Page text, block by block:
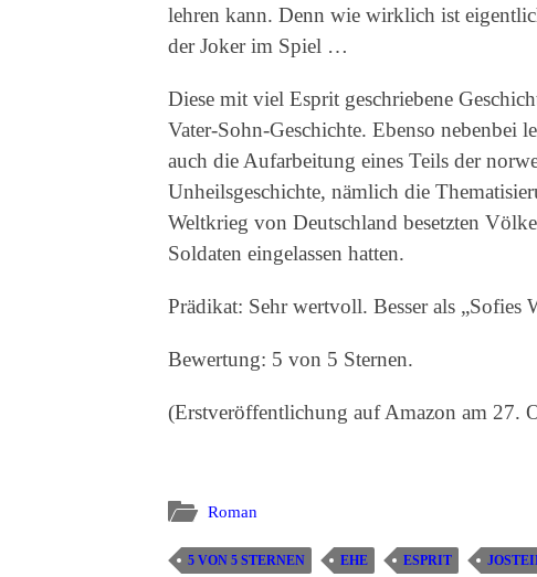
lehren kann. Denn wie wirklich ist
der Joker im Spiel …
Diese mit viel Esprit geschriebene
Vater-Sohn-Geschichte. Ebenso nebenbei
auch die Aufarbeitung eines Teils der
Unheilsgeschichte, nämlich die
Weltkrieg von Deutschland besetzten
Soldaten eingelassen hatten.
Prädikat: Sehr wertvoll. Besser als „Sofies
Bewertung: 5 von 5 Sternen.
(Erstveröffentlichung auf Amazon am 27.
Roman
5 VON 5 STERNEN EHE ESPRIT